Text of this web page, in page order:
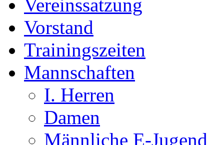
Vereinssatzung
Vorstand
Trainingszeiten
Mannschaften
I. Herren
Damen
Männliche E-Jugend